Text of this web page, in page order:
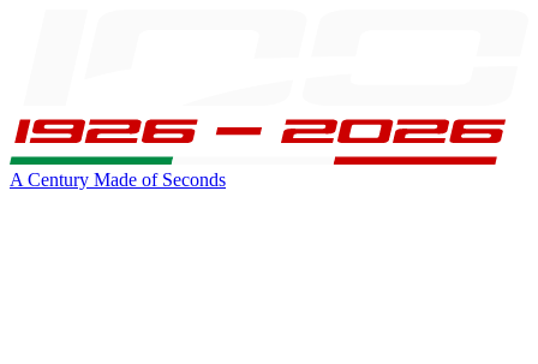
A Century Made of Seconds